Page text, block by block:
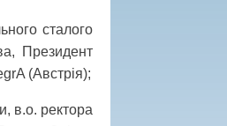
сталого
Президент
(Австрія);
в.о. ректора